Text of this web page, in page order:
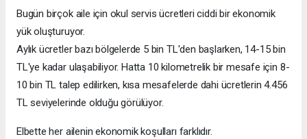
Bugün birçok aile için okul servis ücretleri ciddi bir ekonomik
yük oluşturuyor.
Aylık ücretler bazı bölgelerde 5 bin TL'den başlarken, 14-15 bin
TL'ye kadar ulaşabiliyor. Hatta 10 kilometrelik bir mesafe için 8-
10 bin TL talep edilirken, kısa mesafelerde dahi ücretlerin 4.456
TL seviyelerinde olduğu görülüyor.
Elbette her ailenin ekonomik koşulları farklıdır.